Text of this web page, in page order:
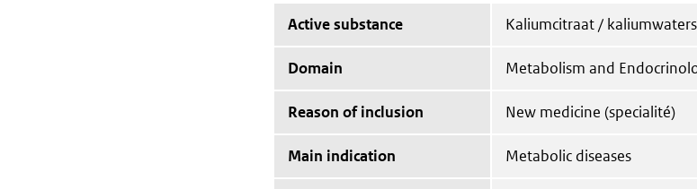
Active substance Kaliumcitraat /
Domain Metabolism and
Reason of inclusion New medicine (specialité)
Main indication Metabolic diseases